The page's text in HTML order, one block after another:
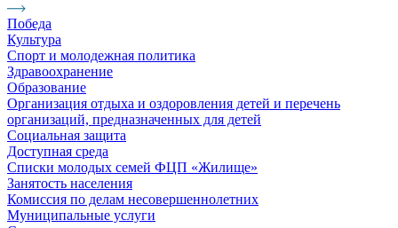
Победа
Культура
Спорт и молодежная политика
Здравоохранение
Образование
Организация отдыха и оздоровления детей и перечень
организаций, предназначенных для детей
Социальная защита
Доступная среда
Списки молодых семей ФЦП «Жилище»
Занятость населения
Комиссия по делам несовершеннолетних
Муниципальные услуги